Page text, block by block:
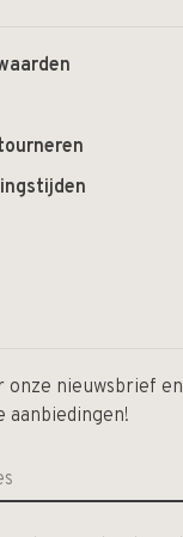
onze nieuwsbrief
aanbiedingen!